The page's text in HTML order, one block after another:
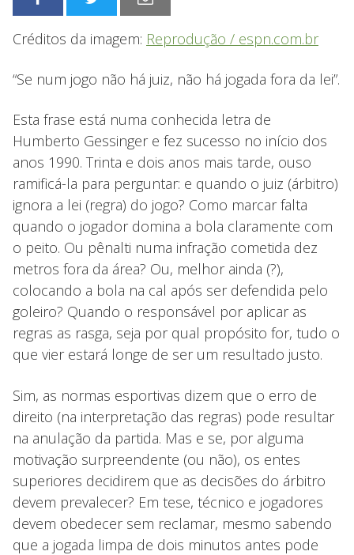
Créditos da imagem: Reprodução / espn.com.br
“Se num jogo não há juiz, não há jogada fora da lei”.
Esta frase está numa conhecida letra de
Humberto Gessinger e fez sucesso no início dos
anos 1990. Trinta e dois anos mais tarde, ouso
ramificá-la para perguntar: e quando o juiz (árbitro)
ignora a lei (regra) do jogo? Como marcar falta
quando o jogador domina a bola claramente com
o peito. Ou pênalti numa infração cometida dez
metros fora da área? Ou, melhor ainda (?),
colocando a bola na cal após ser defendida pelo
goleiro? Quando o responsável por aplicar as
regras as rasga, seja por qual propósito for, tudo o
que vier estará longe de ser um resultado justo.
Sim, as normas esportivas dizem que o erro de
direito (na interpretação das regras) pode resultar
na anulação da partida. Mas e se, por alguma
motivação surpreendente (ou não), os entes
superiores decidirem que as decisões do árbitro
devem prevalecer? Em tese, técnico e jogadores
devem obedecer sem reclamar, mesmo sabendo
que a jogada limpa de dois minutos antes pode